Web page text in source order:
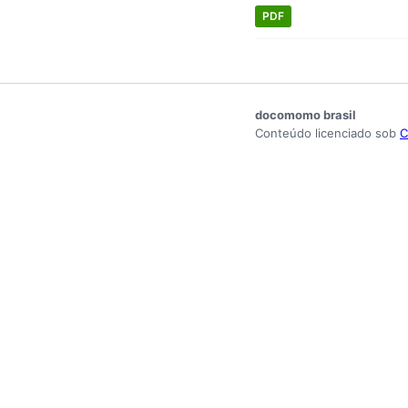
PDF
docomomo brasil
Conteúdo licenciado sob